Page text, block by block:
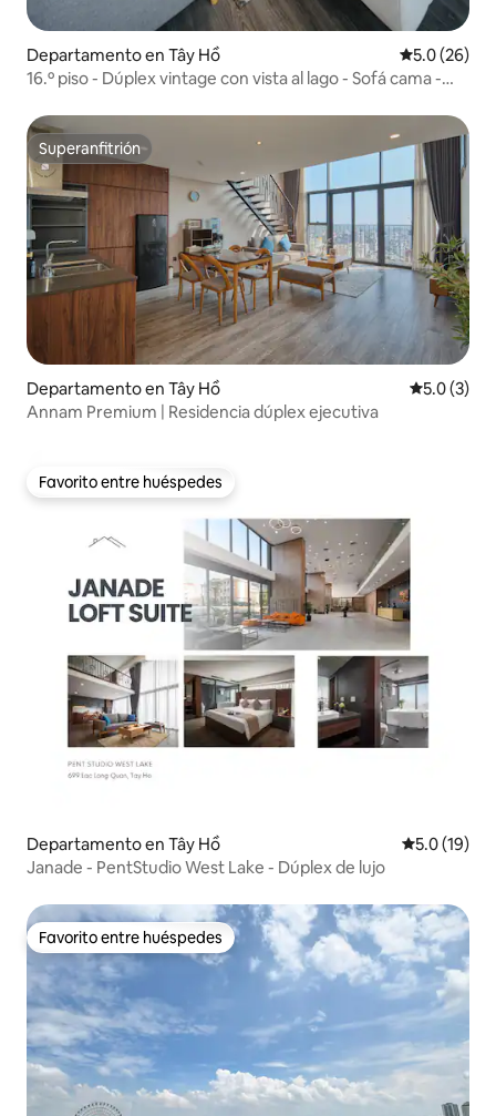
Departamento en Tây Hồ Calificación
5.0 (26)
16.º piso - Dúplex vintage con vista al lago - Sofá cama -
Superanfitrión
Superanfitrión
Departamento en Tây Hồ
5.0 (3)
Annam Premium | Residencia dúplex ejecutiva
Favorito entre huéspedes
Favorito entre huéspedes
Departamento en Tây Hồ Calificación
5.0 (19)
Janade - PentStudio West Lake - Dúplex de lujo
Favorito entre huéspedes
Favorito entre huéspedes